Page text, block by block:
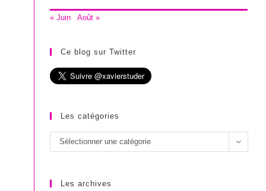
« Juin Août »
Ce blog sur Twitter
Les catégories
Les
catégories
Sélectionner une catégorie
Les archives